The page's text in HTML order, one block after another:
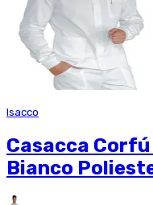
Isacco
Casacca
Bianco